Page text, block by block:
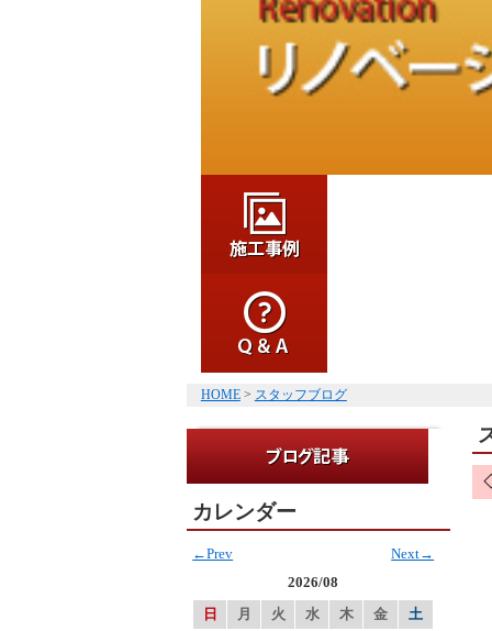
HOME> スタッフブログ
カレンダー
←Prev
Next→
2026/08
日
月 火 水 木 金
土